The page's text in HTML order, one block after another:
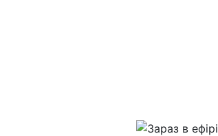
Зараз в ефірі